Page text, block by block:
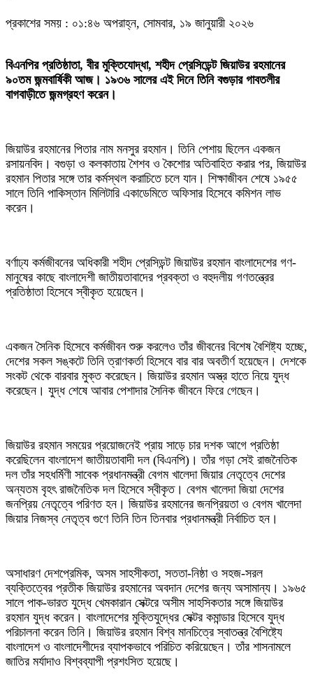
প্রকাশের সময় : ০১:৪৬ অপরাহ্ন, সোমবার, ১৯ জানুয়ারী ২০২৬
বিএনপির প্রতিষ্ঠাতা, বীর মুক্তিযোদ্ধা, শহীদ প্রেসিডেন্ট জিয়াউর রহমানের
৯০তম জন্মবার্ষিকী আজ। ১৯৩৬ সালের এই দিনে তিনি বগুড়ার গাবতলীর
বাগবাড়ীতে জন্মগ্রহণ করেন।
জিয়াউর রহমানের পিতার নাম মনসুর রহমান। তিনি পেশায় ছিলেন একজন
রসায়নবিদ। বগুড়া ও কলকাতায় শৈশব ও কৈশোর অতিবাহিত করার পর, জিয়াউর
রহমান পিতার সঙ্গে তার কর্মস্থল করাচিতে চলে যান। শিক্ষাজীবন শেষে ১৯৫৫
সালে তিনি পাকিস্তান মিলিটারি একাডেমিতে অফিসার হিসেবে কমিশন লাভ
করেন।
বর্ণাঢ্য কর্মজীবনের অধিকারী শহীদ প্রেসিডন্ট জিয়াউর রহমান বাংলাদেশের গণ-
মানুষের কাছে বাংলাদেশী জাতীয়তাবাদের প্রবক্তা ও বহুদলীয় গণতন্ত্রের
প্রতিষ্ঠাতা হিসেবে স্বীকৃত হয়েছেন।
একজন সৈনিক হিসেবে কর্মজীবন শুরু করলেও তাঁর জীবনের বিশেষ বৈশিষ্ট্য হচ্ছে,
দেশের সকল সঙ্কটে তিনি ত্রাণকর্তা হিসেবে বার বার অবতীর্ণ হয়েছেন। দেশকে
সংকট থেকে বারবার মুক্ত করেছেন। জিয়াউর রহমান অস্ত্র হাতে নিয়ে যুদ্ধ
করেছেন। যুদ্ধ শেষে আবার পেশাদার সৈনিক জীবনে ফিরে গেছেন।
জিয়াউর রহমান সময়ের প্রয়োজনেই প্রায় সাড়ে চার দশক আগে প্রতিষ্ঠা
করেছিলেন বাংলাদেশ জাতীয়তাবাদী দল (বিএনপি)। তাঁর গড়া সেই রাজনৈতিক
দল তাঁর সহধর্মিণী সাবেক প্রধানমন্ত্রী বেগম খালেদা জিয়ার নেতৃত্বে দেশের
অন্যতম বৃহৎ রাজনৈতিক দল হিসেবে স্বীকৃত। বেগম খালেদা জিয়া দেশের
জনপ্রিয় নেতৃত্বে পরিণত হন। জিয়াউর রহমানের জনপ্রিয়তা ও বেগম খালেদা
জিয়ার নিজস্ব নেতৃত্ব গুণে তিনি তিন তিনবার প্রধানমন্ত্রী নির্বাচিত হন।
অসাধারণ দেশপ্রেমিক, অসম সাহসীকতা, সততা-নিষ্ঠা ও সহজ-সরল
ব্যক্তিত্বের প্রতীক জিয়াউর রহমানের অবদান দেশের জন্য অসামান্য। ১৯৬৫
সালে পাক-ভারত যুদ্ধে খেমকারান সেক্টরে অসীম সাহসিকতার সঙ্গে জিয়াউর
রহমান যুদ্ধ করেন। বাংলাদেশের মুক্তিযুদ্ধের সেক্টর কমান্ডার হিসেবে যুদ্ধ
পরিচালনা করেন তিনি। জিয়াউর রহমান বিশ্ব মানচিত্রে স্বাতন্ত্র বৈশিষ্ট্যে
বাংলাদেশ ও বাংলাদেশীদের ব্যাপকভাবে পরিচিত করিয়েছেন। তাঁর শাসনামলে
জাতির মর্যাদাও বিশ্বব্যাপী প্রশংসিত হয়েছে।